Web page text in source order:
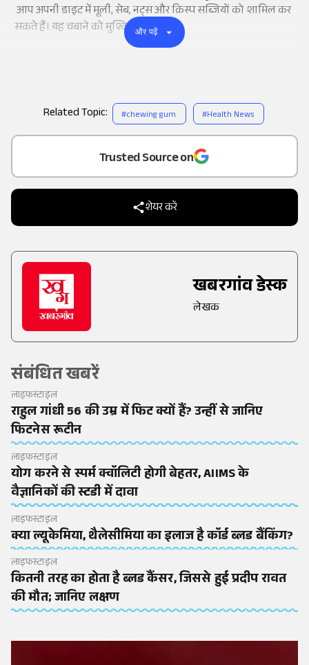
Add
as a
Trusted Source on
शेयर करें
खबरगांव डेस्क
लेखक
संबंधित खबरें
लाइफस्टाइल
राहुल गांधी 56 की उम्र में फिट क्यों हैं? उन्हीं से जानिए
फिटनेस रूटीन
लाइफस्टाइल
योग करने से स्पर्म क्वॉलिटी होगी बेहतर, AIIMS के
वैज्ञानिकों की स्टडी में दावा
लाइफस्टाइल
क्या ल्यूकेमिया, थैलेसीमिया का इलाज है कॉर्ड ब्लड बैंकिंग?
लाइफस्टाइल
कितनी तरह का होता है ब्लड कैंसर, जिससे हुई प्रदीप रावत
की मौत; जानिए लक्षण
आप अपनीडाइटमें मूली, सेब,नट्सऔरक्रिस्पसब्जियों को शामिल कर
सकते हैं। यह चबाने को मुश्किल बनाती है।
और पढ़ें
Related Topic: #chewing gum #Health News